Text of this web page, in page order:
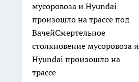
мусоровоза и Hyundai
произошло на трассе под
ВачейСмертельное
столкновение мусоровоза и
Hyundai произошло на
трассе